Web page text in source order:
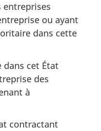
entreprises
ou ayant
dans cette
dans cet État
des
à
contractant